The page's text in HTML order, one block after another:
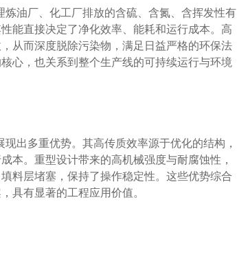
油厂、化工厂排放的含硫、含氮、含挥发性有
能直接决定了净化效率、能耗和运行成本。高
从而深度脱除污染物，满足日益严格的环保法
心，也关系到整个生产线的可持续运行与环境
出多重优势。其高传质效率源于优化的结构，
本。重型设计带来的高机械强度与耐腐蚀性，
料层堵塞，保持了操作稳定性。这些优势综合
具有显著的工程应用价值。